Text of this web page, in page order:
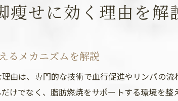
瘦せに効く理由を解
るメカニズムを解説
由は、専門的な技術で血行促進やリンパの
けでなく、脂肪燃焼をサポートする環境を